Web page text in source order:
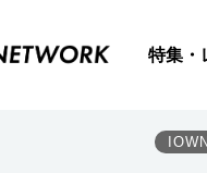
特集・
IOWN